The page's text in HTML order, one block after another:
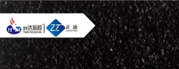
HOGAR
2026
Zhengzhou
Zhengtong
Abrasive
Import&Export
Co.,Ltd.
All
Rights
Reserved.